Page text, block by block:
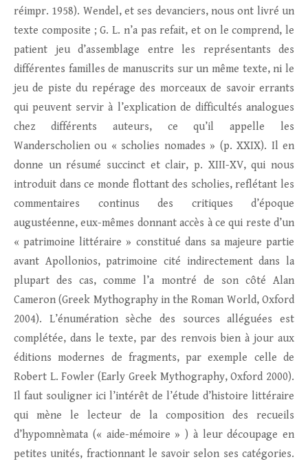
réimpr. 1958). Wendel, et ses devanciers, nous ont livré un
texte composite ; G. L. n’a pas refait, et on le comprend, le
patient jeu d’assemblage entre les représentants des
différentes familles de manuscrits sur un même texte, ni le
jeu de piste du repérage des morceaux de savoir errants
qui peuvent servir à l’explication de difficultés analogues
chez différents auteurs, ce qu’il appelle les
Wanderscholien ou « scholies nomades » (p. XXIX). Il en
donne un résumé succinct et clair, p. XIII-XV, qui nous
introduit dans ce monde flottant des scholies, reflétant les
commentaires continus des critiques d’époque
augustéenne, eux-mêmes donnant accès à ce qui reste d’un
« patrimoine littéraire » constitué dans sa majeure partie
avant Apollonios, patrimoine cité indirectement dans la
plupart des cas, comme l’a montré de son côté Alan
Cameron (Greek Mythography in the Roman World, Oxford
2004). L’énumération sèche des sources alléguées est
complétée, dans le texte, par des renvois bien à jour aux
éditions modernes de fragments, par exemple celle de
Robert L. Fowler (Early Greek Mythography, Oxford 2000).
Il faut souligner ici l’intérêt de l’étude d’histoire littéraire
qui mène le lecteur de la composition des recueils
d’hypomnèmata (« aide-mémoire » ) à leur découpage en
petites unités, fractionnant le savoir selon ses catégories.